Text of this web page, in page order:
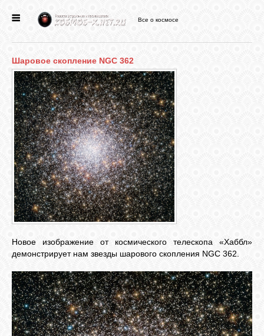
НОВОСТИ
ФОРУМ
СТАТЬИ
ФАЙЛЫ
ВИДЕО
ФОТО
СВЯЗЬ
ВХОД
Все о космосе
Шаровое скопление NGC 362
Новое изображение от космического телескопа «Хаббл»
демонстрирует нам звезды шарового скопления NGC 362.